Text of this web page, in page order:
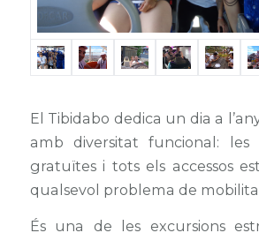
El Tibidabo dedica un dia a
amb diversitat funcional: les
gratuïtes i tots els accessos
qualsevol problema de
És una de les excursions